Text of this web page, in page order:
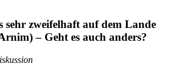
sehr zweifelhaft auf dem Lande
– Geht es auch anders?